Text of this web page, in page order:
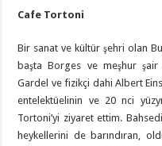
Cafe Tortoni
Bir sanat ve kültür şehri olan
başta Borges ve meşhur
Gardel ve fizikçi dahi Albert
entelektüelinin ve 20 nci
Tortoni’yi ziyaret ettim.
heykellerini de barındıran,